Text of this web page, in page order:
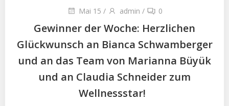
Mai 15 / admin / 0
Gewinner der Woche: Herzlichen
Glückwunsch an Bianca Schwamberger
und an das Team von Marianna Büyük
und an Claudia Schneider zum
Wellnessstar!